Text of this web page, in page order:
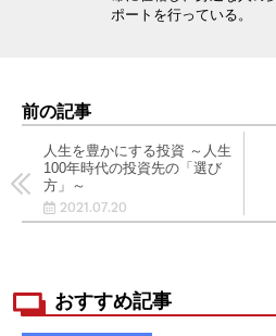
ポートを行っている。
前の記事
人生を豊かにする投資 ～人生
100年時代の投資先の「選び
方」～
2021.07.20
おすすめ記事